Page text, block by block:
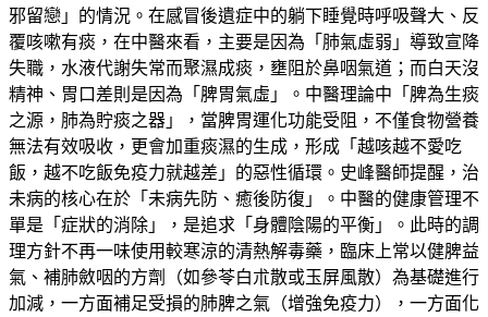
邪留戀」的情況。在感冒後遺症中的躺下睡覺時呼吸聲大、反
覆咳嗽有痰，在中醫來看，主要是因為「肺氣虛弱」導致宣降
失職，水液代謝失常而聚濕成痰，壅阻於鼻咽氣道；而白天沒
精神、胃口差則是因為「脾胃氣虛」。中醫理論中「脾為生痰
之源，肺為貯痰之器」，當脾胃運化功能受阻，不僅食物營養
無法有效吸收，更會加重痰濕的生成，形成「越咳越不愛吃
飯，越不吃飯免疫力就越差」的惡性循環。史峰醫師提醒，治
未病的核心在於「未病先防、癒後防復」。中醫的健康管理不
單是「症狀的消除」，是追求「身體陰陽的平衡」。此時的調
理方針不再一味使用較寒涼的清熱解毒藥，臨床上常以健脾益
氣、補肺斂咽的方劑（如參苓白朮散或玉屏風散）為基礎進行
加減，一方面補足受損的肺脾之氣（增強免疫力），一方面化